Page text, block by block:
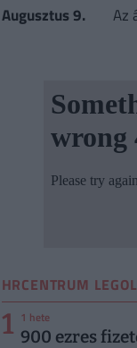
Augusztus 9.
Az
HRCENTRUM
1 1 hete
900 ezres